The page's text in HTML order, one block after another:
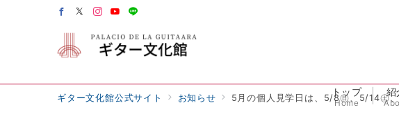
トップ
Home
紹
ギター文化館公式サイト お知らせ 5月の個人見学日は、5/8㊐、5/14㊏